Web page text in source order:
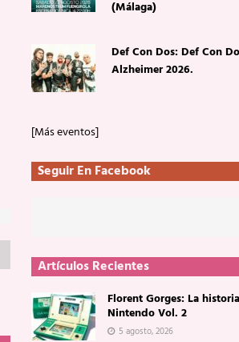
(Málaga)
Def Con Dos: Def Con
Alzheimer 2026.
[Más eventos]
Seguir En Facebook
Artículos Recientes
Florent Gorges: La
Nintendo Vol. 2
5 agosto, 2026